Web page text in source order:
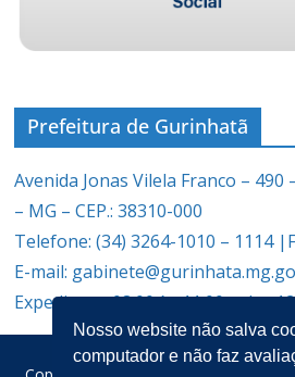
Prefeitura de Gurinhatã
Avenida Jonas Vilela Franco –
– MG – CEP.: 38310-000
Telefone: (34) 3264-1010 – 1114
E-mail:
Expediente: 08:00 às 11:00 e das
Nosso website não salva
computador e não faz